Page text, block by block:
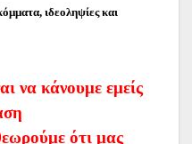
ιδεοληψίες και
κάνουμε εμείς
ότι μας